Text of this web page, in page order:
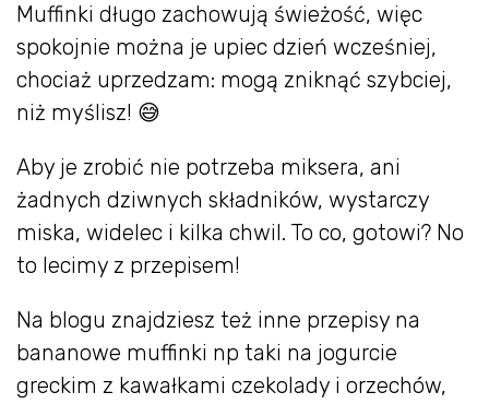
Muffinki długo zachowują świeżość, więc
spokojnie można je upiec dzień wcześniej,
chociaż uprzedzam: mogą zniknąć szybciej,
niż myślisz! 😅
Aby je zrobić nie potrzeba miksera, ani
żadnych dziwnych składników, wystarczy
miska, widelec i kilka chwil. To co, gotowi? No
to lecimy z przepisem!
Na blogu znajdziesz też inne przepisy na
bananowe muffinki np taki na jogurcie
greckim z kawałkami czekolady i orzechów,